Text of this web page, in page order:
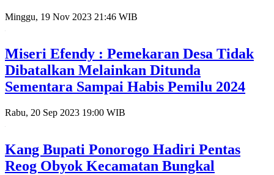
Minggu, 19 Nov 2023 21:46 WIB
Miseri Efendy : Pemekaran Desa Tidak
Dibatalkan Melainkan Ditunda
Sementara Sampai Habis Pemilu 2024
Rabu, 20 Sep 2023 19:00 WIB
Kang Bupati Ponorogo Hadiri Pentas
Reog Obyok Kecamatan Bungkal